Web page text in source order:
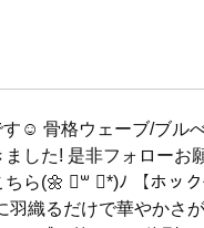
☺︎ 骨格ウェーブ/ブル
ました! 是非フォローお
ちら(🌼 ॑꒳ ॑*)ﾉ 【ホッ
羽織るだけで華やかさ